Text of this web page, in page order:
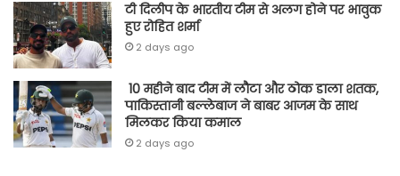
टी दिलीप के भारतीय टीम से अलग होने पर भावुक
हुए रोहित शर्मा
2 days ago
10 महीने बाद टीम में लौटा और ठोक डाला शतक,
पाकिस्तानी बल्लेबाज ने बाबर आजम के साथ
मिलकर किया कमाल
2 days ago